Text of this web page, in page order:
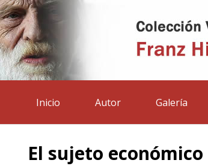
Inicio Autor Galería
El sujeto